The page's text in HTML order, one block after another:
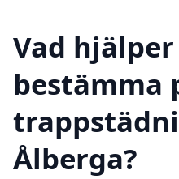
Vad
bestämma
Ålberga?